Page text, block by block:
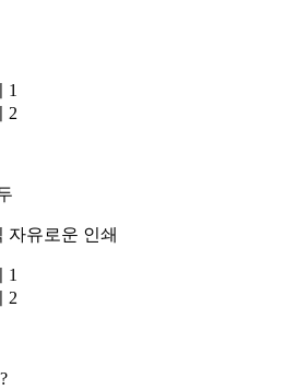
자유로운 인쇄